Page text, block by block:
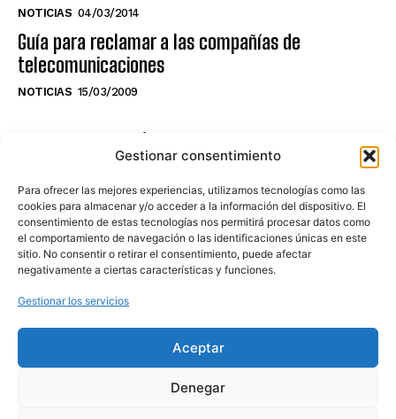
Gestionar consentimiento
Para ofrecer las mejores experiencias, utilizamos tecnologías como las
cookies para almacenar y/o acceder a la información del dispositivo. El
consentimiento de estas tecnologías nos permitirá procesar datos como
el comportamiento de navegación o las identificaciones únicas en este
sitio. No consentir o retirar el consentimiento, puede afectar
negativamente a ciertas características y funciones.
Gestionar los servicios
Aceptar
Denegar
NOTICIAS 04/03/2014
Guía para reclamar a las compañías de
telecomunicaciones
NOTICIAS 15/03/2009
NO TE PIERDAS LO ÚLTIMO DEL CANAL
Haz clic en «Estoy de acuerdo» para
activar Youtube
POLÍTICA DE COOKIES